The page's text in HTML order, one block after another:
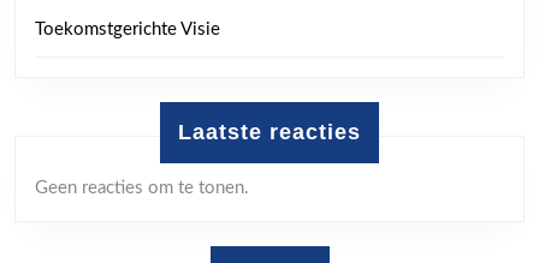
Toekomstgerichte Visie
Laatste reacties
Geen reacties om te tonen.